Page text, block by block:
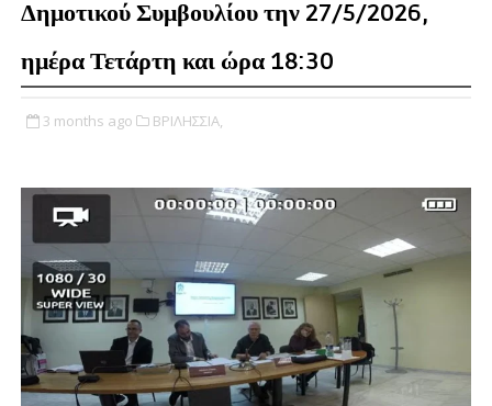
Δημοτικού Συμβουλίου την 27/5/2026,
ημέρα Τετάρτη και ώρα 18:30
3 months ago ΒΡΙΛΗΣΣΙΑ,